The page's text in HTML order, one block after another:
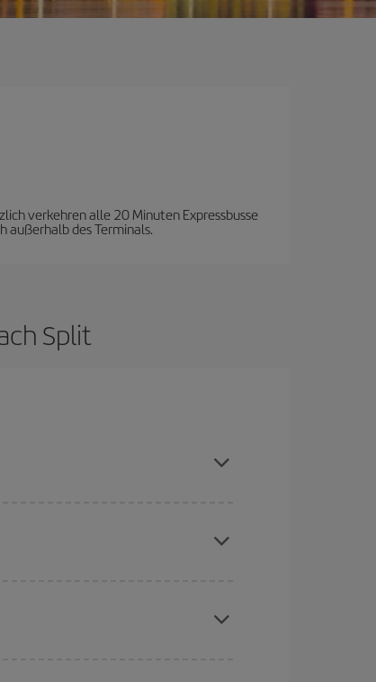
verkehren alle 20 Minuten Expressbusse
außerhalb des Terminals.
Split
an und lassen Sie sich inspirieren: Sie
Flugoptionen an, die wir jeden Tag